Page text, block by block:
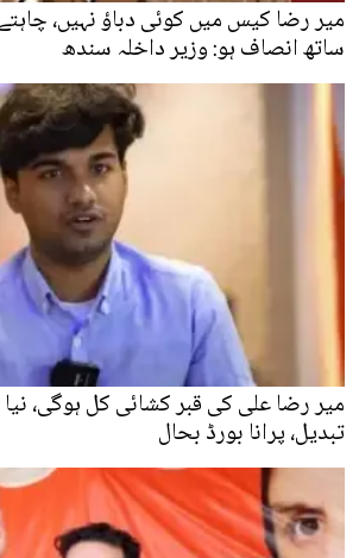
میر رضا کیس میں کوئی دباؤ نہیں،
ساتھ انصاف ہو: وزیر داخلہ سندھ
میر رضا علی کی قبر کشائی کل ہوگی،
تبدیل، پرانا بورڈ بحال